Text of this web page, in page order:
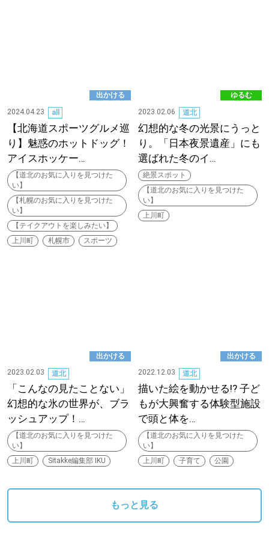
出かける
2024.04.23
all
【北海道スポーツグルメ巡
り】魅惑のホットドッグ！
アイスホッケー…
【道北のお気に入りを見つけた
い】
【札幌のお気に入りを見つけた
い】
【テイクアウトを楽しみたい】
上川町
札幌市 スポーツ
ゆるむ
2023.02.06
道北
幻想的な冬の光景にうっと
り。「日本夜景遺産」にも
選ばれた冬のイ…
絶景スポット
【道北のお気に入りを見つけた
い】
上川町
出かける
2023.02.03
道北
「こんなの見たことない」
幻想的な氷の世界が、ブラ
ッシュアップ！…
【道北のお気に入りを見つけた
い】
上川町
Sitakke編集部 IKU
出かける
2022.12.03
道北
描いた絵を動かせる!? 子ど
もが大興奮する体験型施設
で頭と体を…
【道北のお気に入りを見つけた
い】
上川町
子育て 公園
もっと見る